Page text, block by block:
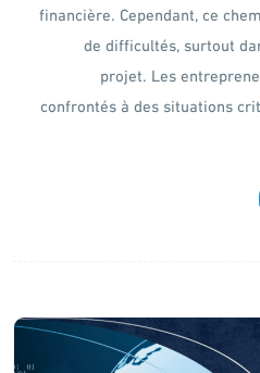
financière. Cependant, ce
de difficultés, surtout
projet. Les
confrontés à des situations